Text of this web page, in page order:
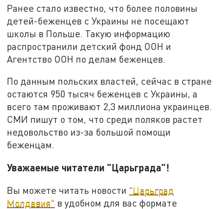
Ранее стало известно, что более половины
детей-беженцев с Украины не посещают
школы в Польше. Такую информацию
распространили детский фонд ООН и
Агентство ООН по делам беженцев.
По данным польских властей, сейчас в стране
остаются 950 тысяч беженцев с Украины, а
всего там проживают 2,3 миллиона украинцев.
СМИ пишут о том, что среди поляков растет
недовольство из-за большой помощи
беженцам.
Уважаемые читатели "Царьграда"!
Вы можете читать новости "Царьград
Молдавия" в удобном для вас формате